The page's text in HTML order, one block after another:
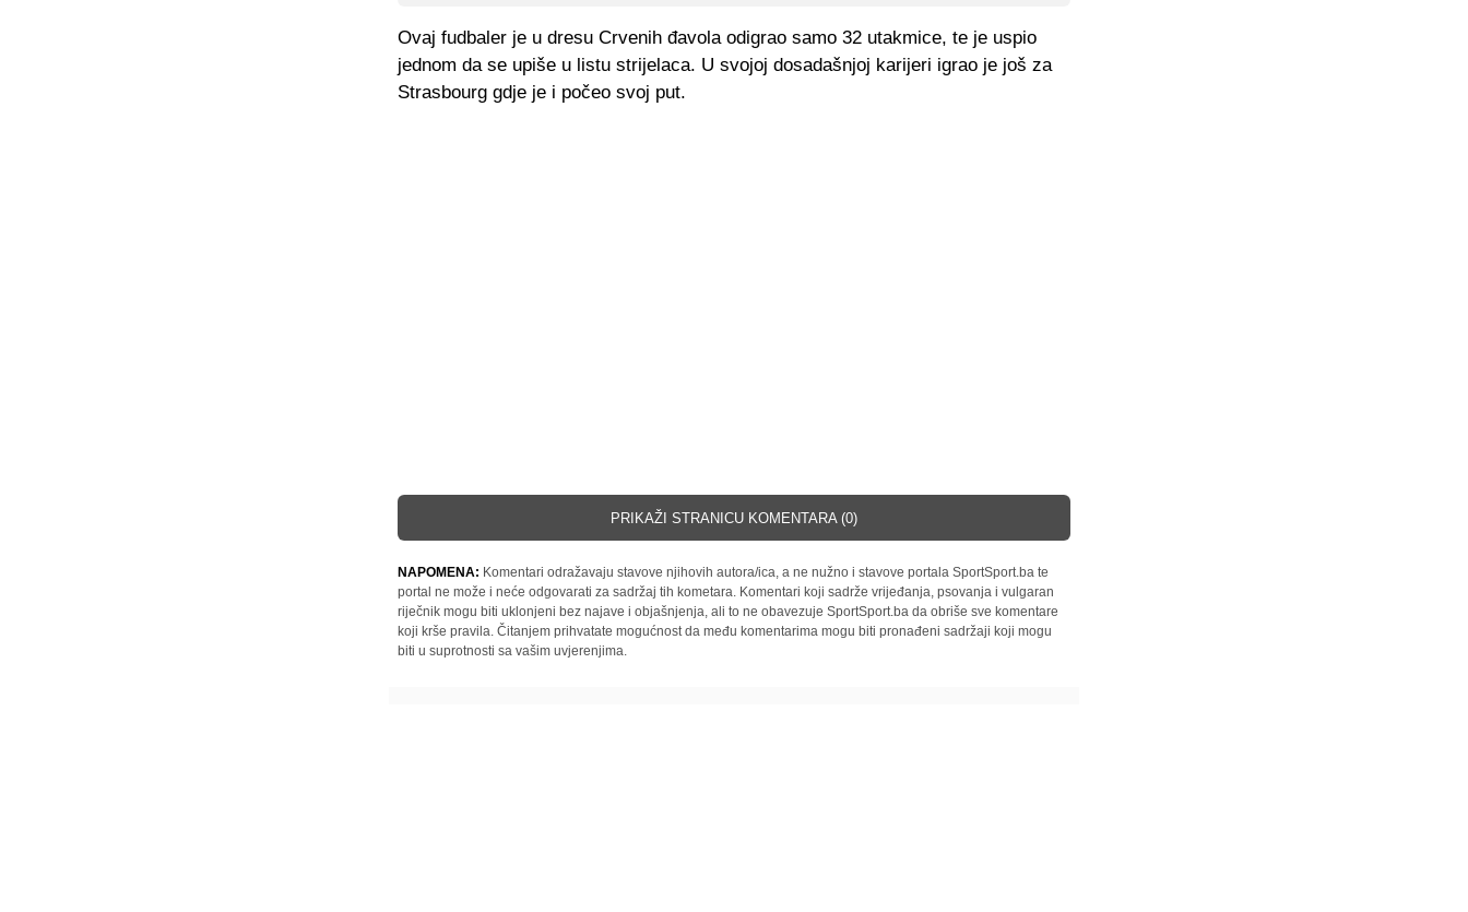
Ovaj fudbaler je u dresu Crvenih đavola odigrao samo 32 utakmice, te je uspio
jednom da se upiše u listu strijelaca. U svojoj dosadašnjoj karijeri igrao je još za
Strasbourg gdje je i počeo svoj put.
PRIKAŽI STRANICU KOMENTARA (0)
NAPOMENA: Komentari odražavaju stavove njihovih autora/ica, a ne nužno i stavove portala SportSport.ba te
portal ne može i neće odgovarati za sadržaj tih kometara. Komentari koji sadrže vrijeđanja, psovanja i vulgaran
riječnik mogu biti uklonjeni bez najave i objašnjenja, ali to ne obavezuje SportSport.ba da obriše sve komentare
koji krše pravila. Čitanjem prihvatate mogućnost da među komentarima mogu biti pronađeni sadržaji koji mogu
biti u suprotnosti sa vašim uvjerenjima.